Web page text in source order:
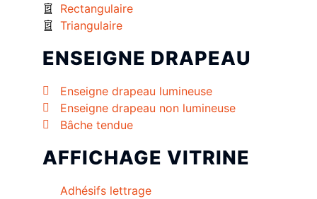
Rectangulaire
Triangulaire
ENSEIGNE DRAPEAU
Enseigne drapeau lumineuse
Enseigne drapeau non lumineuse
Bâche tendue
AFFICHAGE VITRINE
Adhésifs lettrage